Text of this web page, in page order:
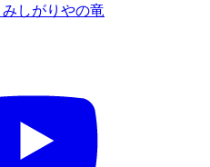
しがりやの竜